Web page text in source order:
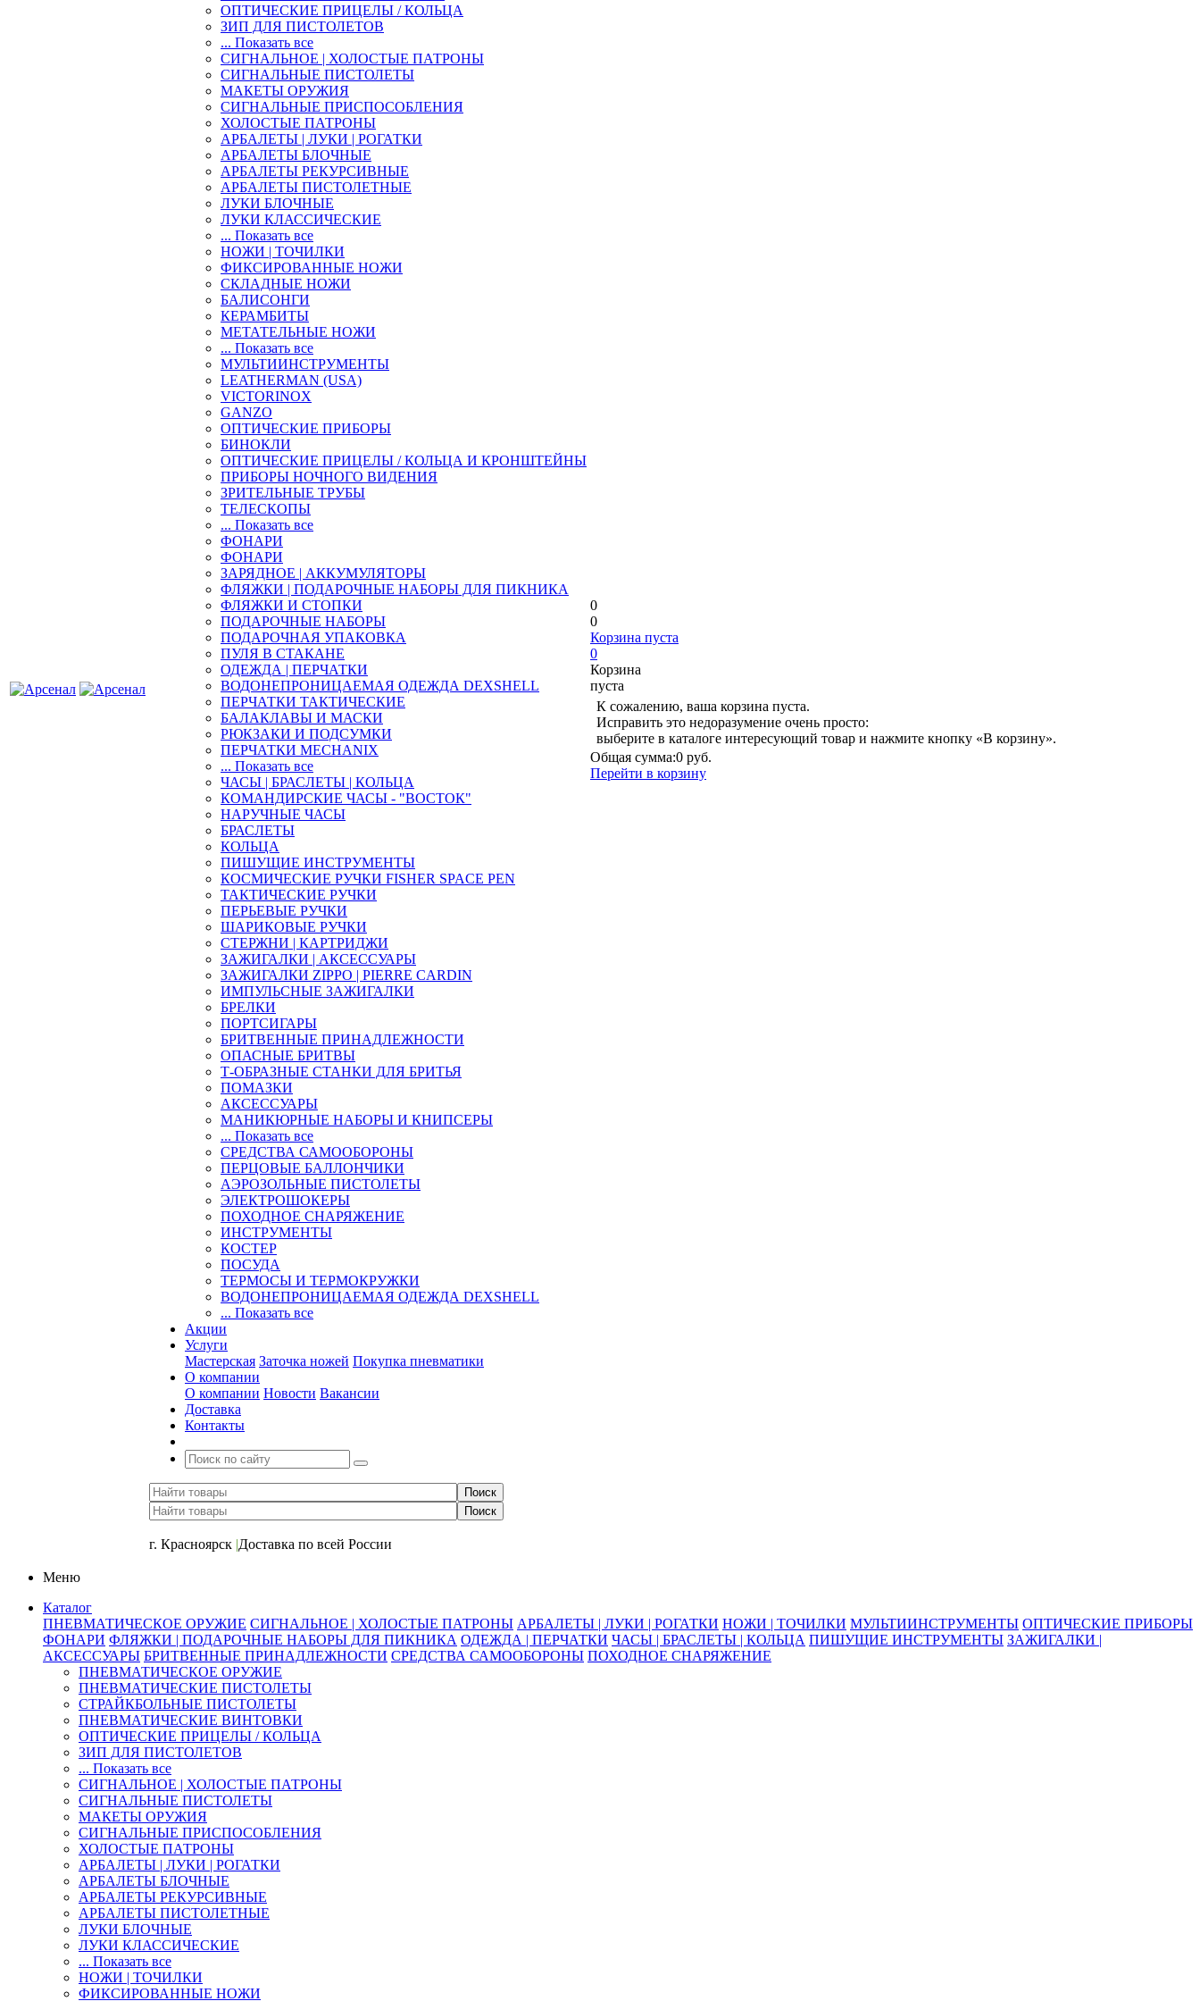
ОПТИЧЕСКИЕ ПРИЦЕЛЫ / КОЛЬЦА
ЗИП ДЛЯ ПИСТОЛЕТОВ
... Показать все
СИГНАЛЬНОЕ | ХОЛОСТЫЕ ПАТРОНЫ
СИГНАЛЬНЫЕ ПИСТОЛЕТЫ
МАКЕТЫ ОРУЖИЯ
СИГНАЛЬНЫЕ ПРИСПОСОБЛЕНИЯ
ХОЛОСТЫЕ ПАТРОНЫ
АРБАЛЕТЫ | ЛУКИ | РОГАТКИ
АРБАЛЕТЫ БЛОЧНЫЕ
АРБАЛЕТЫ РЕКУРСИВНЫЕ
АРБАЛЕТЫ ПИСТОЛЕТНЫЕ
ЛУКИ БЛОЧНЫЕ
ЛУКИ КЛАССИЧЕСКИЕ
... Показать все
НОЖИ | ТОЧИЛКИ
ФИКСИРОВАННЫЕ НОЖИ
СКЛАДНЫЕ НОЖИ
БАЛИСОНГИ
КЕРАМБИТЫ
МЕТАТЕЛЬНЫЕ НОЖИ
... Показать все
МУЛЬТИИНСТРУМЕНТЫ
LEATHERMAN (USA)
VICTORINOX
GANZO
ОПТИЧЕСКИЕ ПРИБОРЫ
БИНОКЛИ
ОПТИЧЕСКИЕ ПРИЦЕЛЫ / КОЛЬЦА И КРОНШТЕЙНЫ
ПРИБОРЫ НОЧНОГО ВИДЕНИЯ
ЗРИТЕЛЬНЫЕ ТРУБЫ
ТЕЛЕСКОПЫ
... Показать все
ФОНАРИ
ФОНАРИ
ЗАРЯДНОЕ | АККУМУЛЯТОРЫ
ФЛЯЖКИ | ПОДАРОЧНЫЕ НАБОРЫ ДЛЯ ПИКНИКА
ФЛЯЖКИ И СТОПКИ
ПОДАРОЧНЫЕ НАБОРЫ
ПОДАРОЧНАЯ УПАКОВКА
ПУЛЯ В СТАКАНЕ
ОДЕЖДА | ПЕРЧАТКИ
ВОДОНЕПРОНИЦАЕМАЯ ОДЕЖДА DEXSHELL
ПЕРЧАТКИ ТАКТИЧЕСКИЕ
БАЛАКЛАВЫ И МАСКИ
РЮКЗАКИ И ПОДСУМКИ
ПЕРЧАТКИ MECHANIX
... Показать все
ЧАСЫ | БРАСЛЕТЫ | КОЛЬЦА
КОМАНДИРСКИЕ ЧАСЫ - "ВОСТОК"
НАРУЧНЫЕ ЧАСЫ
БРАСЛЕТЫ
КОЛЬЦА
ПИШУЩИЕ ИНСТРУМЕНТЫ
КОСМИЧЕСКИЕ РУЧКИ FISHER SPACE PEN
ТАКТИЧЕСКИЕ РУЧКИ
ПЕРЬЕВЫЕ РУЧКИ
ШАРИКОВЫЕ РУЧКИ
СТЕРЖНИ | КАРТРИДЖИ
ЗАЖИГАЛКИ | АКСЕССУАРЫ
ЗАЖИГАЛКИ ZIPPO | PIERRE CARDIN
ИМПУЛЬСНЫЕ ЗАЖИГАЛКИ
БРЕЛКИ
ПОРТСИГАРЫ
БРИТВЕННЫЕ ПРИНАДЛЕЖНОСТИ
ОПАСНЫЕ БРИТВЫ
Т-ОБРАЗНЫЕ СТАНКИ ДЛЯ БРИТЬЯ
ПОМАЗКИ
АКСЕССУАРЫ
МАНИКЮРНЫЕ НАБОРЫ И КНИПСЕРЫ
... Показать все
СРЕДСТВА САМООБОРОНЫ
ПЕРЦОВЫЕ БАЛЛОНЧИКИ
АЭРОЗОЛЬНЫЕ ПИСТОЛЕТЫ
ЭЛЕКТРОШОКЕРЫ
ПОХОДНОЕ СНАРЯЖЕНИЕ
ИНСТРУМЕНТЫ
КОСТЕР
ПОСУДА
ТЕРМОСЫ И ТЕРМОКРУЖКИ
ВОДОНЕПРОНИЦАЕМАЯ ОДЕЖДА DEXSHELL
... Показать все
Акции
Услуги
Мастерская Заточка ножей Покупка пневматики
О компании
О компании Новости Вакансии
Доставка
Контакты
г. Красноярск |Доставка по всей России
0
0
Корзина пуста
0
Корзина
пуста
К сожалению, ваша корзина пуста.
Исправить это недоразумение очень просто:
выберите в каталоге интересующий товар и нажмите кнопку «В корзину».
Общая сумма:0 руб.
Перейти в корзину
Меню
Каталог
ПНЕВМАТИЧЕСКОЕ ОРУЖИЕ СИГНАЛЬНОЕ | ХОЛОСТЫЕ ПАТРОНЫ АРБАЛЕТЫ | ЛУКИ | РОГАТКИ НОЖИ | ТОЧИЛКИ МУЛЬТИИНСТРУМЕНТЫ ОПТИЧЕСКИЕ ПРИБОРЫ
ФОНАРИ ФЛЯЖКИ | ПОДАРОЧНЫЕ НАБОРЫ ДЛЯ ПИКНИКА ОДЕЖДА | ПЕРЧАТКИ ЧАСЫ | БРАСЛЕТЫ | КОЛЬЦА ПИШУЩИЕ ИНСТРУМЕНТЫ ЗАЖИГАЛКИ |
АКСЕССУАРЫ БРИТВЕННЫЕ ПРИНАДЛЕЖНОСТИ СРЕДСТВА САМООБОРОНЫ ПОХОДНОЕ СНАРЯЖЕНИЕ
ПНЕВМАТИЧЕСКОЕ ОРУЖИЕ
ПНЕВМАТИЧЕСКИЕ ПИСТОЛЕТЫ
СТРАЙКБОЛЬНЫЕ ПИСТОЛЕТЫ
ПНЕВМАТИЧЕСКИЕ ВИНТОВКИ
ОПТИЧЕСКИЕ ПРИЦЕЛЫ / КОЛЬЦА
ЗИП ДЛЯ ПИСТОЛЕТОВ
... Показать все
СИГНАЛЬНОЕ | ХОЛОСТЫЕ ПАТРОНЫ
СИГНАЛЬНЫЕ ПИСТОЛЕТЫ
МАКЕТЫ ОРУЖИЯ
СИГНАЛЬНЫЕ ПРИСПОСОБЛЕНИЯ
ХОЛОСТЫЕ ПАТРОНЫ
АРБАЛЕТЫ | ЛУКИ | РОГАТКИ
АРБАЛЕТЫ БЛОЧНЫЕ
АРБАЛЕТЫ РЕКУРСИВНЫЕ
АРБАЛЕТЫ ПИСТОЛЕТНЫЕ
ЛУКИ БЛОЧНЫЕ
ЛУКИ КЛАССИЧЕСКИЕ
... Показать все
НОЖИ | ТОЧИЛКИ
ФИКСИРОВАННЫЕ НОЖИ